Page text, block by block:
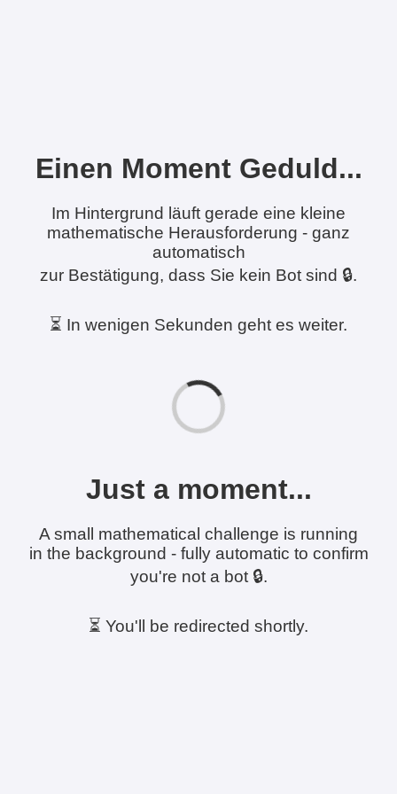
Einen Moment Geduld...
Im Hintergrund läuft gerade eine kleine
mathematische Herausforderung - ganz
automatisch
zur Bestätigung, dass Sie kein Bot sind 🔒.
⏳ In wenigen Sekunden geht es weiter.
Just a moment...
A small mathematical challenge is running
in the background - fully automatic to confirm
you're not a bot 🔒.
⏳ You'll be redirected shortly.